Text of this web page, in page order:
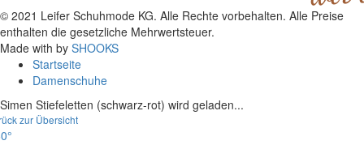
© 2021 Leifer Schuhmode KG. Alle Rechte vorbehalten. Alle Preise
enthalten die gesetzliche Mehrwertsteuer.
Made with by SHOOKS
Startseite
Damenschuhe
Simen Stiefeletten (schwarz-rot) wird geladen...
zur Übersicht